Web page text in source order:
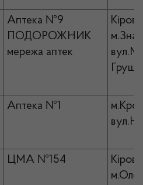
Аптека №9
ПОДОРОЖНИК
мережа аптек
Аптека №1
ЦМА №154